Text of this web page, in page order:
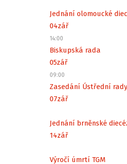
Jednání olomoucké
04zář
14:00
Biskupská rada
05zář
09:00
Zasedání Ústřední rady
07zář
Jednání brněnské
14zář
Výročí úmrtí TGM